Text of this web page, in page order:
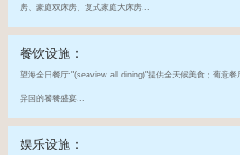
房、豪庭双床房、复式家庭大床房...
餐饮设施：
望海全日餐厅:"(seaview all dining)"提供全天候美食；葡意
异国的饕餮盛宴...
娱乐设施：